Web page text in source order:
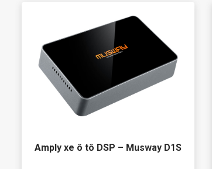
Amply xe ô tô DSP – Musway D1S